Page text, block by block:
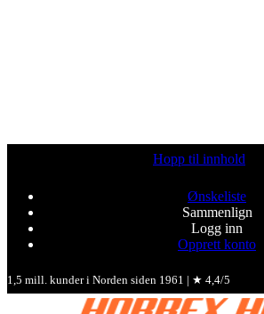
Hopp til innhold
Ønskeliste
Sammenlign
Logg inn
Opprett konto
1,5 mill. kunder i Norden siden 1961 | ★ 4,4/5